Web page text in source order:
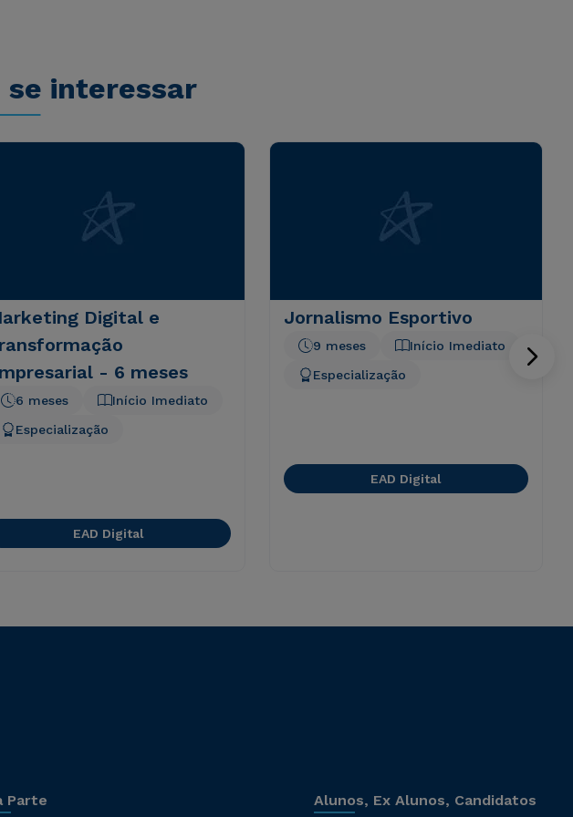
se interessar
Digital e
- 6 meses
Início Imediato
6 meses
Especialização
EAD Digital
Jornalismo Esportivo
Início Imediato
9 meses
Especialização
EAD Digital
Parte Alunos, Ex Alunos, Candidatos